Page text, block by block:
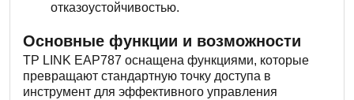
отказоустойчивостью.
Основные функции и возможности
TP LINK EAP787 оснащена функциями, которые
превращают стандартную точку доступа в
инструмент для эффективного управления